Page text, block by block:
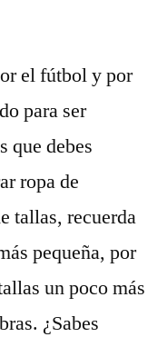
el fútbol y por
para ser
que debes
ropa de
tallas, recuerda
pequeña, por
un poco más
¿Sabes